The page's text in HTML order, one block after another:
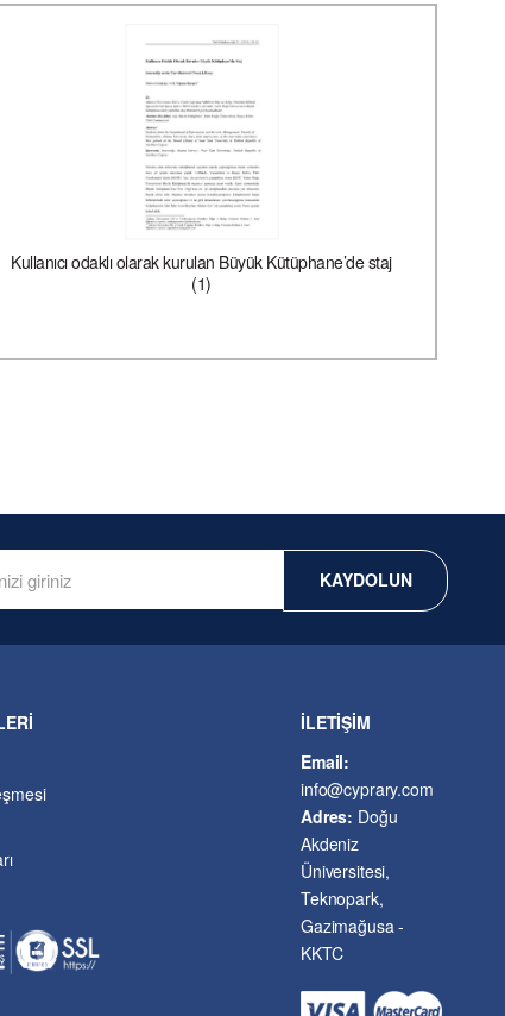
Kullanıcı odaklı olarak kurulan Büyük Kütüphane’de staj
(1)
KAYDOLUN
İLETİŞİM
Email:
info@cyprary.com
Adres: Doğu
Akdeniz
Üniversitesi,
Teknopark,
Gazimağusa -
KKTC